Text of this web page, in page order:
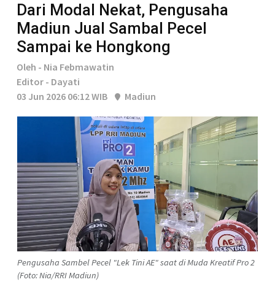
Dari Modal Nekat, Pengusaha
Madiun Jual Sambal Pecel
Sampai ke Hongkong
Oleh - Nia Febmawatin
Editor - Dayati
03 Jun 2026 06:12 WIB
Madiun
Pengusaha Sambel Pecel "Lek Tini AE" saat di Muda Kreatif Pro 2
(Foto: Nia/RRI Madiun)